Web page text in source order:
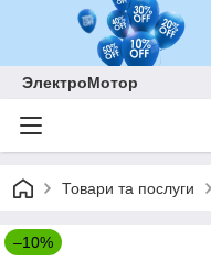
ЭлектроМотор
Товари та послуги
–10%